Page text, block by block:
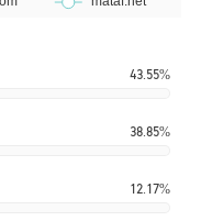
43.55%
38.85%
12.17%